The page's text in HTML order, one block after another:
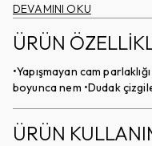
DEVAMINI OKU
ÜRÜN
•Yapışmayan cam
boyunca nem •Dudak
ÜRÜN